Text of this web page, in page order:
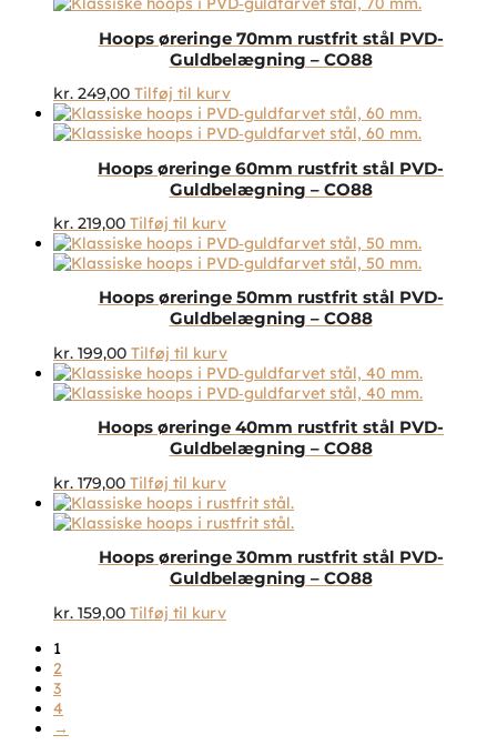
Hoops øreringe 70mm rustfrit stål PVD-
Guldbelægning – CO88
kr. 249,00 Tilføj til kurv
Hoops øreringe 60mm rustfrit stål PVD-
Guldbelægning – CO88
kr. 219,00 Tilføj til kurv
Hoops øreringe 50mm rustfrit stål PVD-
Guldbelægning – CO88
kr. 199,00 Tilføj til kurv
Hoops øreringe 40mm rustfrit stål PVD-
Guldbelægning – CO88
kr. 179,00 Tilføj til kurv
Hoops øreringe 30mm rustfrit stål PVD-
Guldbelægning – CO88
kr. 159,00 Tilføj til kurv
1
2
3
4
→